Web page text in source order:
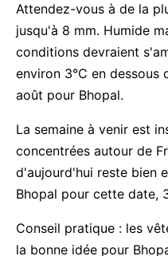
Attendez-vous à de la
jusqu'à 8 mm. Humide
conditions devraient
environ 3°C en dessous
août pour Bhopal.
La semaine à venir est
concentrées autour de
d'aujourd'hui reste bien
Bhopal pour cette date,
Conseil pratique : les
la bonne idée pour